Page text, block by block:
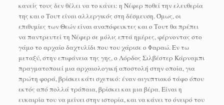
κανείς τους δεν θέλει να το κάνει: η Νέφερ ποθεί την ελευθερία
της και ο Τουτ είναι αλλεργικός στη δέσμευση. Όμως, οι
επιθυμίες των Θεών είναι αναπόφευκτες και ο Τουτ θα πρέπει
να παντρευτεί τη Νέφερ σε μόλις επτά ημέρες, φέρνοντας στο
γάμο το αρχαίο δαχτυλίδι που του χάρισε ο Φαραώ. Εν τω
μεταξύ, στην επιφάνεια της γης, ο Λόρδος Σιλβέστερ Κάρναμπι
πραγματοποιεί μια αρχαιολογική αποστολή στην οποία, για
πρώτη φορά, βρίσκει κάτι σχετικό: έναν αιγυπτιακό τάφο όπου
εκτός από πολλά τρόπαια, βρίσκει και μια βέρα. Είναι η
ευκαιρία του να μείνει στην ιστορία, και να κάνει το όνειρό του